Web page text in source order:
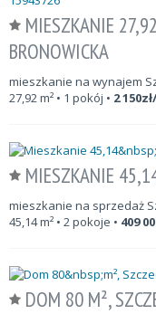
MIESZKANIE
BRONOWICKA
mieszkanie na wynajem
27,92m² • 1 pokój • 2 150
MIESZKANIE
mieszkanie na sprzedaż
45,14m² • 2 pokoje • 409
DOM 80 M²,